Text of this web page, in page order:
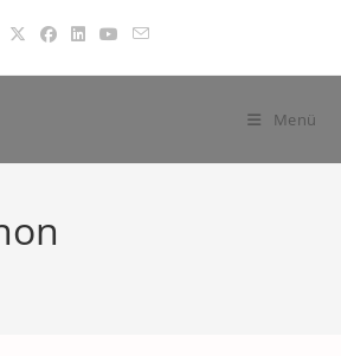
Menü